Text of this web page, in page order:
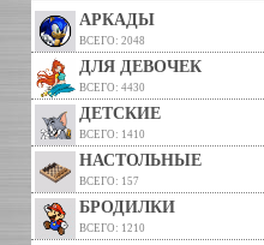
АРКАДЫ
ВСЕГО: 2048
ДЛЯ ДЕВОЧЕК
ВСЕГО: 4430
ДЕТСКИЕ
ВСЕГО: 1410
НАСТОЛЬНЫЕ
ВСЕГО: 157
БРОДИЛКИ
ВСЕГО: 1210